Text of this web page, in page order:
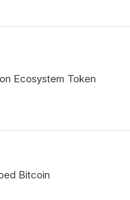
Ecosystem Token
Bitcoin